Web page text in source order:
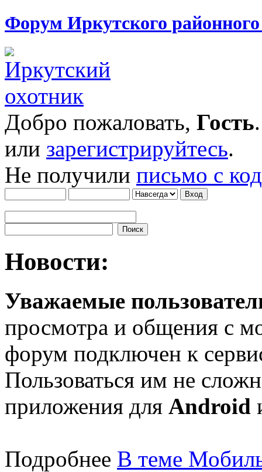
Форум Иркутского
Добро пожаловать, Гость
или зарегистрируйтесь.
Не получили письмо с
Новости:
Уважаемые
просмотра и общения с
форум подключен к
Пользоваться им не
приложения для Android
Подробнее В теме